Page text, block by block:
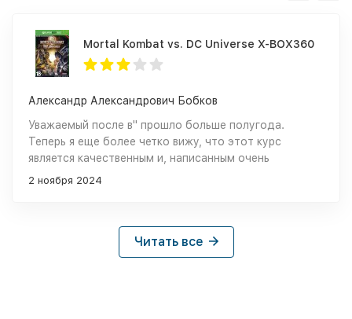
Mortal Kombat vs. DC Universe X-BOX360
Александр Александрович Бобков
Уважаемый после в" прошло больше полугода.
Теперь я еще более четко вижу, что этот курс
является качественным и, написанным очень
понятным для новичка (в отличие от основной массы
в следствии чего новичок уже может осваивать
"мудрые" . Даже азы тут есть! Прелесть! Спасибо
Вам. Успехов в Вашей, очень нужной будущим
2 ноября 2024
Читать все